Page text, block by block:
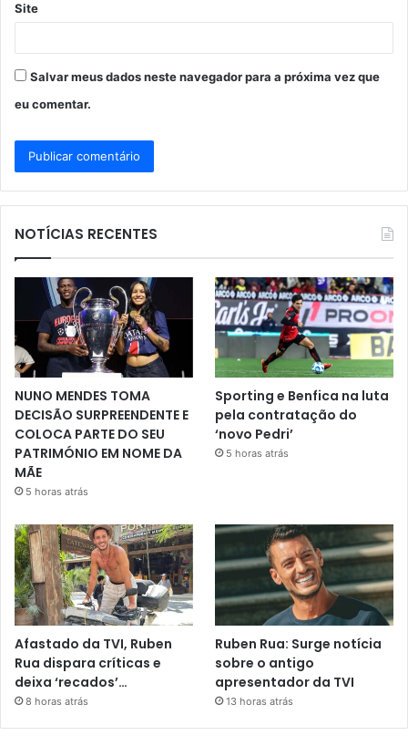
Site
Salvar meus dados neste navegador para a próxima vez que
eu comentar.
NOTÍCIAS RECENTES
NUNO MENDES TOMA
DECISÃO SURPREENDENTE E
COLOCA PARTE DO SEU
PATRIMÓNIO EM NOME DA
MÃE
5 horas atrás
Sporting e Benfica na luta
pela contratação do
‘novo Pedri’
5 horas atrás
Afastado da TVI, Ruben
Rua dispara críticas e
deixa ‘recados’…
8 horas atrás
Ruben Rua: Surge notícia
sobre o antigo
apresentador da TVI
13 horas atrás